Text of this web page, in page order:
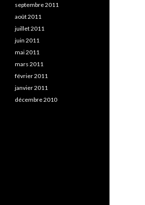
septembre 2011
août 2011
juillet 2011
juin 2011
mai 2011
mars 2011
février 2011
janvier 2011
décembre 2010